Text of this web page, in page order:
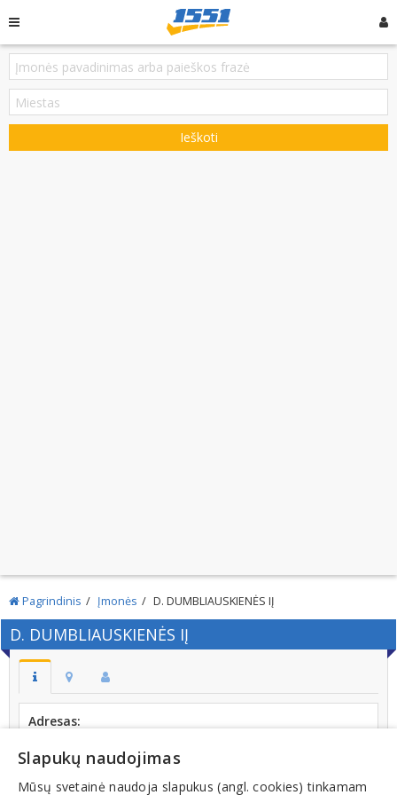
Ieškoti
Pagrindinis Įmonės D. DUMBLIAUSKIENĖS IĮ
D. DUMBLIAUSKIENĖS IĮ
Adresas:
Kodas:
249907610
Slapukų naudojimas
Mūsų svetainė naudoja slapukus (angl. cookies) tinkamam